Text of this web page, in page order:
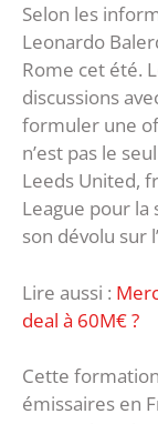
Selon les
Leonardo
Rome cet été.
discussions
formuler une
n’est pas le
Leeds United,
League pour la
son dévolu sur
Lire aussi :
deal à 60M€ ?
Cette
émissaires en